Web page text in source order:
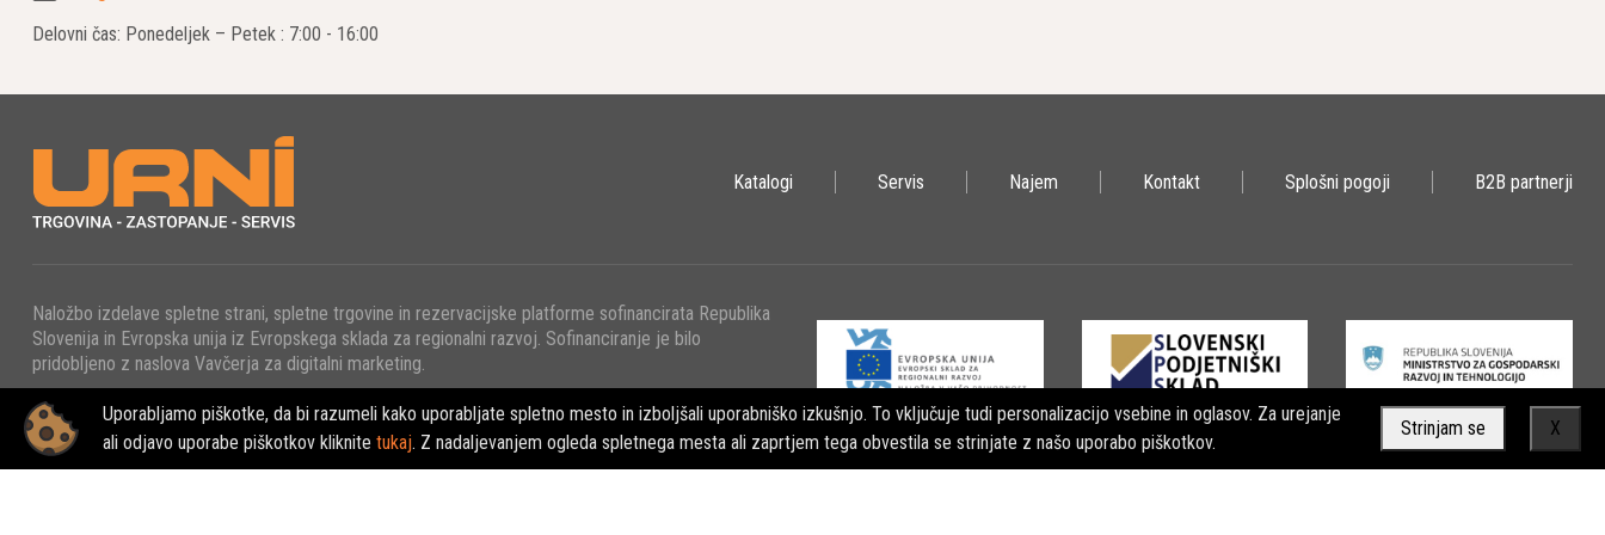
Epiroc se zavzema za trajnost in okoljsko zavest, kar je vidno v njihovem pristopu k oblikovanju in proizvodnji opreme. Stremijo k zmanjšanju
Rudarstvo in Gradbeništvo
Epirocova oprema se široko uporablja v rudarstvu in gradbeništvu za različne naloge, kot so vrtanje, drobljenje skale, izkopavanje in različne druge
Infrastrukturni Projekti
Uporabljamo piškotke, da bi razumeli kako uporabljate spletno mesto in izboljšali uporabniško izkušnjo. To vključuje tudi personalizacijo vsebine in oglasov. Za urejanje
ali odjavo uporabe piškotkov kliknite tukaj. Z nadaljevanjem ogleda spletnega mesta ali zaprtjem tega obvestila se strinjate z našo uporabo piškotkov.
Strinjam se X
Delovni čas: Ponedeljek – Petek : 7:00 - 16:00
Katalogi Servis Najem Kontakt Splošni pogoji B2B partnerji
Naložbo izdelave spletne strani, spletne trgovine in rezervacijske platforme sofinancirata Republika
Slovenija in Evropska unija iz Evropskega sklada za regionalni razvoj. Sofinanciranje je bilo
pridobljeno z naslova Vavčerja za digitalni marketing.
© 2022 - URNI d.o.o., Vse pravice pridržane.